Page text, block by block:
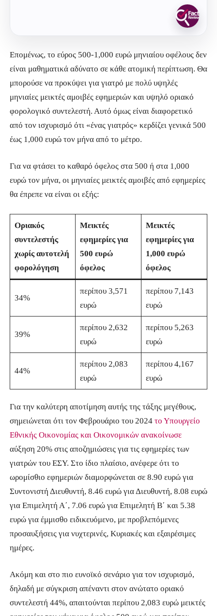
Επομένως, το εύρος 500-1,000 ευρώ μηνιαίου οφέλους δεν
είναι μαθηματικά αδύνατο σε κάθε ατομική περίπτωση. Θα
μπορούσε να προκύψει για γιατρό με πολύ υψηλές
μηνιαίες μεικτές αμοιβές εφημεριών και υψηλό οριακό
φορολογικό συντελεστή. Αυτό όμως είναι διαφορετικό
από τον ισχυρισμό ότι «ένας γιατρός» κερδίζει γενικά 500
έως 1,000 ευρώ τον μήνα από το μέτρο.
Για να φτάσει το καθαρό όφελος στα 500 ή στα 1,000
ευρώ τον μήνα, οι μηνιαίες μεικτές αμοιβές από εφημερίες
θα έπρεπε να είναι οι εξής:
Οριακός
συντελεστής
χωρίς αυτοτελή
φορολόγηση
Μεικτές
εφημερίες για
500 ευρώ
όφελος
Μεικτές
εφημερίες για
1,000 ευρώ
όφελος
34%
περίπου 3,571
ευρώ
περίπου 7,143
ευρώ
39%
περίπου 2,632
ευρώ
περίπου 5,263
ευρώ
44%
περίπου 2,083
ευρώ
περίπου 4,167
ευρώ
Για την καλύτερη αποτίμηση αυτής της τάξης μεγέθους,
σημειώνεται ότι τον Φεβρουάριο του 2024 το Υπουργείο
Εθνικής Οικονομίας και Οικονομικών ανακοίνωσε
αύξηση 20% στις αποζημιώσεις για τις εφημερίες των
γιατρών του ΕΣΥ. Στο ίδιο πλαίσιο, ανέφερε ότι το
ωρομίσθιο εφημεριών διαμορφώνεται σε 8.90 ευρώ για
Συντονιστή Διευθυντή, 8.46 ευρώ για Διευθυντή, 8.08 ευρώ
για Επιμελητή Α΄, 7.06 ευρώ για Επιμελητή Β΄ και 5.38
ευρώ για έμμισθο ειδικευόμενο, με προβλεπόμενες
προσαυξήσεις για νυχτερινές, Κυριακές και εξαιρέσιμες
ημέρες.
Ακόμη και στο πιο ευνοϊκό σενάριο για τον ισχυρισμό,
δηλαδή με σύγκριση απέναντι στον ανώτατο οριακό
συντελεστή 44%, απαιτούνται περίπου 2,083 ευρώ μεικτές